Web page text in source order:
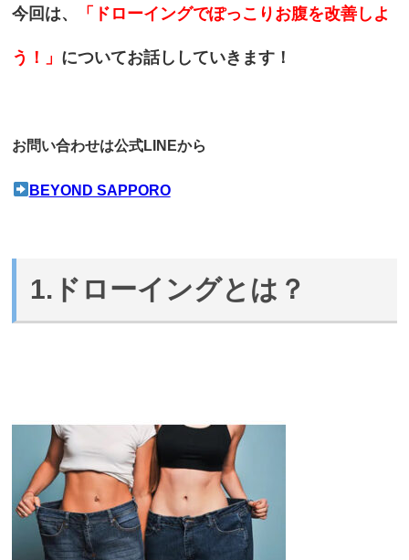
今回は、 「ドローイングでぽっこりお腹を改善しよ
う！」 についてお話ししていきます！
お問い合わせは公式LINEから
BEYOND SAPPORO
1.ドローイングとは？